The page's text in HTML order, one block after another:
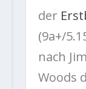
der
(9a+/
nach
Woods